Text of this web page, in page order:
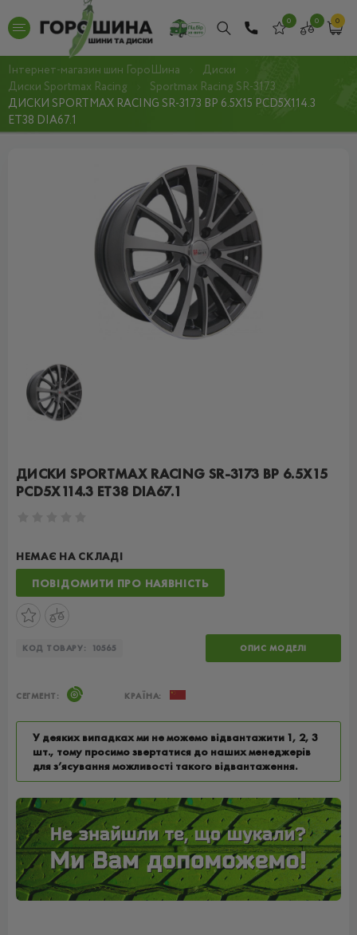
0 0 0
Інтернет-магазин шин ГороШина
Диски
Диски Sportmax Racing
Sportmax Racing SR-3173
ДИСКИ SPORTMAX RACING SR-3173 BP 6.5X15 PCD5X114.3
ET38 DIA67.1
ДИСКИ SPORTMAX RACING SR-3173 BP 6.5X15
PCD5X114.3 ET38 DIA67.1
НЕМАЄ НА СКЛАДІ
ПОВІДОМИТИ ПРО НАЯВНІСТЬ
КОД ТОВАРУ: 10565 ОПИС МОДЕЛІ
СЕГМЕНТ: КРАЇНА:
У деяких випадках ми не можемо відвантажити 1, 2, 3
шт., тому просимо звертатися до наших менеджерів
для з’ясування можливості такого відвантаження.